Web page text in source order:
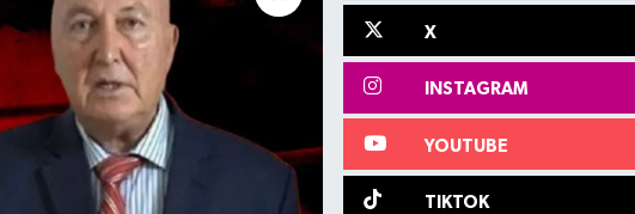
X
INSTAGRAM
YOUTUBE
TIKTOK